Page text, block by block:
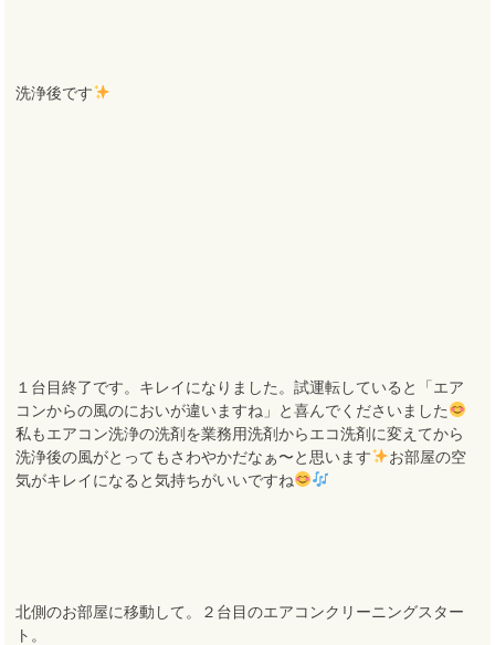
洗浄後です
１台目終了です。キレイになりました。試運転していると「エア
コンからの風のにおいが違いますね」と喜んでくださいました
私もエアコン洗浄の洗剤を業務用洗剤からエコ洗剤に変えてから
洗浄後の風がとってもさわやかだなぁ〜と思います
お部屋の空
気がキレイになると気持ちがいいですね
北側のお部屋に移動して。２台目のエアコンクリーニングスター
ト。